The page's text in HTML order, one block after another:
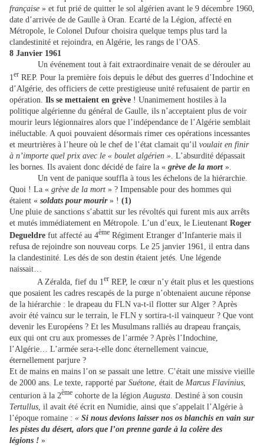
française » et fut prié de quitter le sol algérien avant le 9 décembre 1960,
date d’arrivée de de Gaulle à Oran. Ecarté de la Légion, affecté en
Métropole, le Colonel Dufour choisira quelque temps plus tard la
clandestinité et rejoindra, en Algérie, les rangs de l’OAS.
8 Janvier 1961
Un événement tout à fait extraordinaire venait de se dérouler au
1 er REP. Pour la première fois depuis le début des guerres d’Indochine et
d’Algérie, des officiers de cette prestigieuse unité refusaient de partir en
opération. Ils se mettaient en grève ! Unanimement hostiles à la
politique algérienne du général de Gaulle, ils n’acceptaient plus de voir
mourir leurs légionnaires alors que l’indépendance de l’Algérie semblait
inéluctable. A quoi pouvaient désormais rimer ces opérations incessantes
et meurtrières à l’heure où le chef de l’état clamait qu’il voulait en finir
à n’importe quel prix avec le « boulet algérien » . L’absurdité dépassait
les bornes. Ils avaient donc décidé de faire la « grève de la mort ».
Un vent de panique souffla à tous les échelons de la hiérarchie.
Quoi ! La « grève de la mort » ? Impensable pour des hommes qui
étaient « soldats pour mourir» ! (1)
Une pluie de sanctions s’abattit sur les révoltés qui furent mis aux arrêts
et mutés immédiatement en Métropole. L’un d’eux, le Lieutenant Roger
Degueldre fut affecté au 4ème Régiment Etranger d’Infanterie mais il
refusa de rejoindre son nouveau corps. Le 25 janvier 1961, il entra dans
la clandestinité. Les dés de son destin étaient jetés. Une légende
naissait…
A Zéralda, fief du 1er REP, le cœur n’y était plus et les questions
que posaient les cadres rescapés de la purge n’obtenaient aucune réponse
de la hiérarchie : le drapeau du FLN va-t-il flotter sur Alger ? Après
avoir été vaincu sur le terrain, le FLN y sortira-t-il vainqueur ? Que vont
devenir les Européens ? Et les Musulmans ralliés au drapeau français,
eux qui ont cru aux promesses de l’armée ? Après l’Indochine,
l’Algérie… L’armée sera-t-elle donc éternellement vaincue,
éternellement parjure ?
Et de mains en mains l’on se passait une lettre. C’était une missive vieille
de 2000 ans. Le texte, rapporté par Suétone, était de Marcus Flavinius,
centurion à la 2ème cohorte de la légion Augusta . Destiné à son cousin
Tertullus , il avait été écrit en Numidie, ainsi que s’appelait l’Algérie à
l’époque romaine : « Si nous devions laisser nos os blanchis en vain sur
les pistes du désert, alors que l’on prenne garde à la colère des
légions ! »